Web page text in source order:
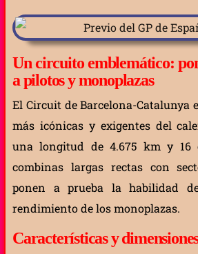
Un circuito emblemático:
a pilotos y monoplazas
El Circuit de Barcelona-Catalunya
más icónicas y exigentes del
una longitud de 4.675 km y 16
combinas largas rectas con
ponen a prueba la habilidad
rendimiento de los monoplazas.
Características y